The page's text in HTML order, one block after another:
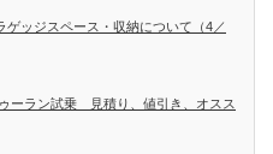
ッジスペース・収納について（4／
ーラン試乗 見積り、値引き、オスス